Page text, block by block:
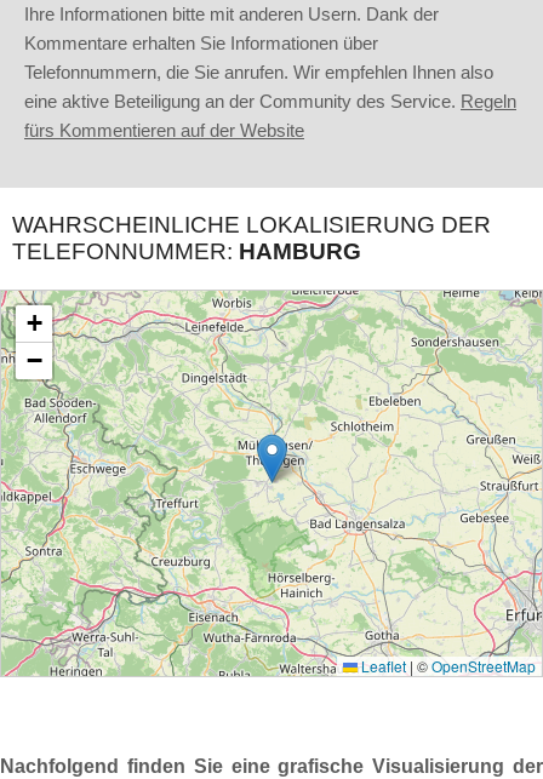
Ihre Informationen bitte mit anderen Usern. Dank der
Kommentare erhalten Sie Informationen über
Telefonnummern, die Sie anrufen. Wir empfehlen Ihnen also
eine aktive Beteiligung an der Community des Service. Regeln
fürs Kommentieren auf der Website
WAHRSCHEINLICHE LOKALISIERUNG DER
TELEFONNUMMER: HAMBURG
Nachfolgend finden Sie eine grafische Visualisierung der